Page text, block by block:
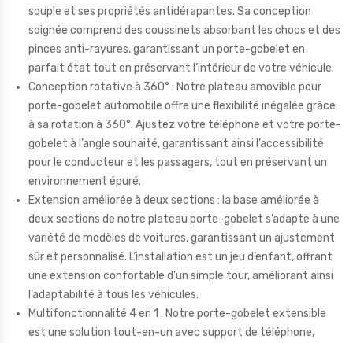
souple et ses propriétés antidérapantes. Sa conception
soignée comprend des coussinets absorbant les chocs et des
pinces anti-rayures, garantissant un porte-gobelet en
parfait état tout en préservant l’intérieur de votre véhicule.
Conception rotative à 360° : Notre plateau amovible pour
porte-gobelet automobile offre une flexibilité inégalée grâce
à sa rotation à 360°. Ajustez votre téléphone et votre porte-
gobelet à l’angle souhaité, garantissant ainsi l’accessibilité
pour le conducteur et les passagers, tout en préservant un
environnement épuré.
Extension améliorée à deux sections : la base améliorée à
deux sections de notre plateau porte-gobelet s’adapte à une
variété de modèles de voitures, garantissant un ajustement
sûr et personnalisé. L’installation est un jeu d’enfant, offrant
une extension confortable d’un simple tour, améliorant ainsi
l’adaptabilité à tous les véhicules.
Multifonctionnalité 4 en 1 : Notre porte-gobelet extensible
est une solution tout-en-un avec support de téléphone,